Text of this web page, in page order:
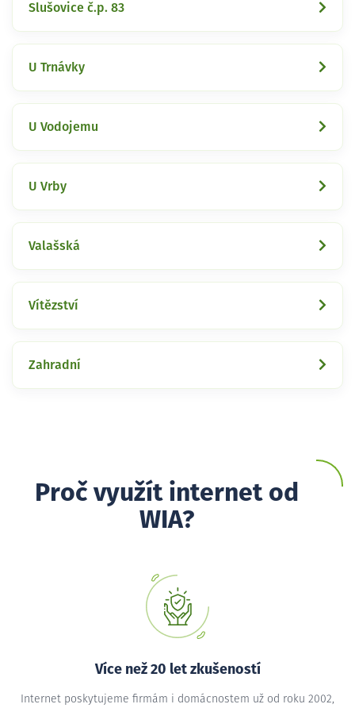
Slušovice č.p. 83
U Trnávky
U Vodojemu
U Vrby
Valašská
Vítězství
Zahradní
Proč využít internet od
WIA?
Více než 20 let zkušeností
Internet poskytujeme firmám i domácnostem už od roku 2002,